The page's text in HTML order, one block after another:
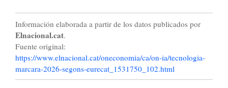
Información elaborada a partir de los datos publicados por
Elnacional.cat.
Fuente original:
https://www.elnacional.cat/oneconomia/ca/on-ia/tecnologia-
marcara-2026-segons-eurecat_1531750_102.html